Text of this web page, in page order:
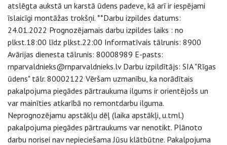
atslēgta aukstā un karstā ūdens padeve, kā arī ir iespējami
īslaicīgi montāžas trokšņi. **Darbu izpildes datums:
24.01.2022 Prognozējamais darbu izpildes laiks : no
plkst.18:00 līdz plkst.22:00 Informatīvais tālrunis: 8900
Avārijas dienesta tālrunis: 80008989 E-pasts:
rnparvaldnieks@rnparvaldnieks.lv Darbu izpildītājs: SIA "Rīgas
ūdens" tālr. 80002122 Vēršam uzmanību, ka norādītais
pakalpojuma piegādes pārtraukuma ilgums ir orientējošs un
var mainīties atkarībā no remontdarbu ilguma.
Neprognozējamu apstākļu dēļ (laika apstākļi, u.tml.)
pakalpojuma piegādes pārtraukums var nenotikt. Plānoto
darbu norisei nav nepieciešama Jūsu klātbūtne. Pakalpojuma